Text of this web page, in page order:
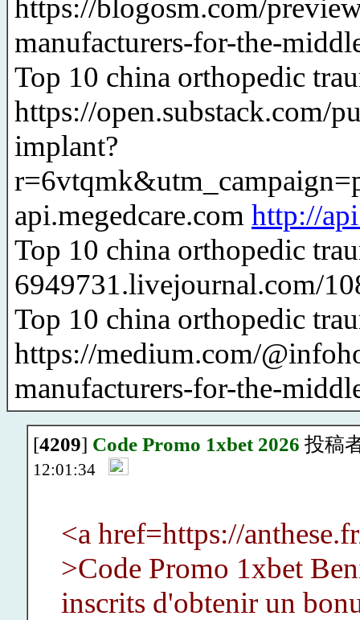
https://blogosm.com/
manufacturers-for-the-
Top 10 china orthopedic
https://open.substack.com/
implant?
api.megedcare.com http://
Top 10 china orthopedic
6949731.livejournal.com/
Top 10 china orthopedic
https://medium.com/
manufacturers-for-the-
[4209] Code Promo 1xbet 2026 投稿
12:01:34
<a href=https://
>Code Promo 1xbet
inscrits d'obtenir un